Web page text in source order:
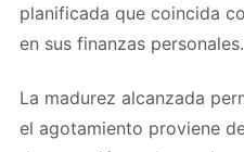
planificada que coincida
en sus finanzas personales.
La madurez alcanzada
el agotamiento proviene